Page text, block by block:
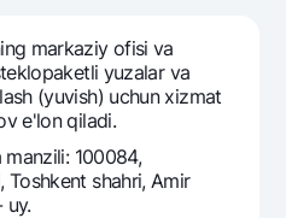
markaziy ofisi va
yuzalar va
(yuvish) uchun xizmat
e'lon qiladi.
manzili: 100084,
Toshkent shahri, Amir
uy.